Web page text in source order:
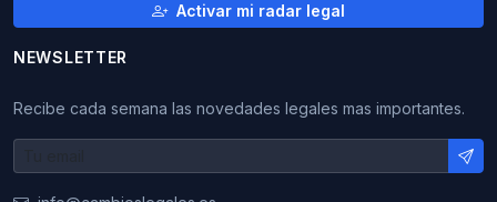
Activar mi radar legal
NEWSLETTER
Recibe cada semana las novedades legales mas importantes.